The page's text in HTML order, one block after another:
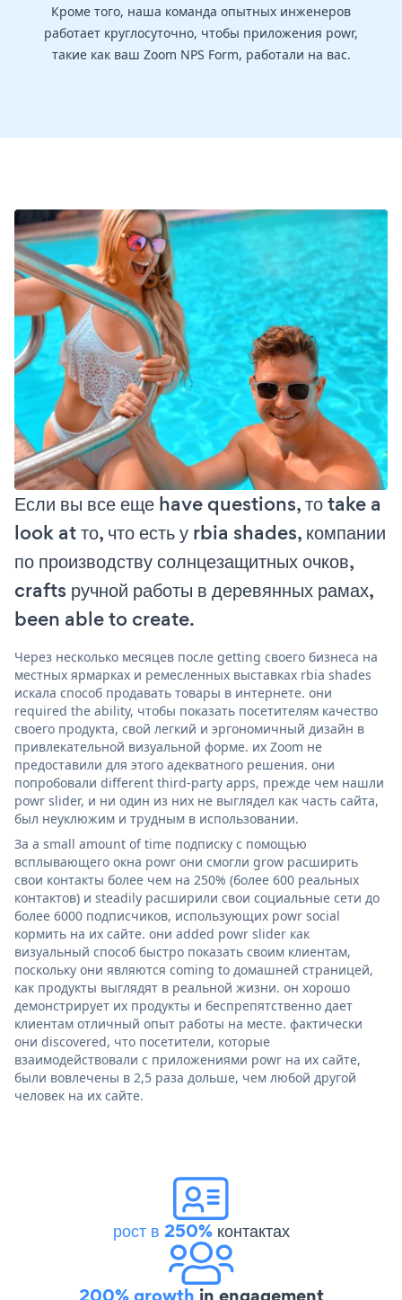
Кроме того, наша команда опытных инженеров
работает круглосуточно, чтобы приложения powr,
такие как ваш Zoom NPS Form, работали на вас.
Если вы все еще have questions, то take a
look at то, что есть у rbia shades, компании
по производству солнцезащитных очков,
crafts ручной работы в деревянных рамах,
been able to create.
Через несколько месяцев после getting своего бизнеса на
местных ярмарках и ремесленных выставках rbia shades
искала способ продавать товары в интернете. они
required the ability, чтобы показать посетителям качество
своего продукта, свой легкий и эргономичный дизайн в
привлекательной визуальной форме. их Zoom не
предоставили для этого адекватного решения. они
попробовали different third-party apps, прежде чем нашли
powr slider, и ни один из них не выглядел как часть сайта,
был неуклюжим и трудным в использовании.
За a small amount of time подписку с помощью
всплывающего окна powr они смогли grow расширить
свои контакты более чем на 250% (более 600 реальных
контактов) и steadily расширили свои социальные сети до
более 6000 подписчиков, использующих powr social
кормить на их сайте. они added powr slider как
визуальный способ быстро показать своим клиентам,
поскольку они являются coming to домашней страницей,
как продукты выглядят в реальной жизни. он хорошо
демонстрирует их продукты и беспрепятственно дает
клиентам отличный опыт работы на месте. фактически
они discovered, что посетители, которые
взаимодействовали с приложениями powr на их сайте,
были вовлечены в 2,5 раза дольше, чем любой другой
человек на их сайте.
рост в 250%контактах